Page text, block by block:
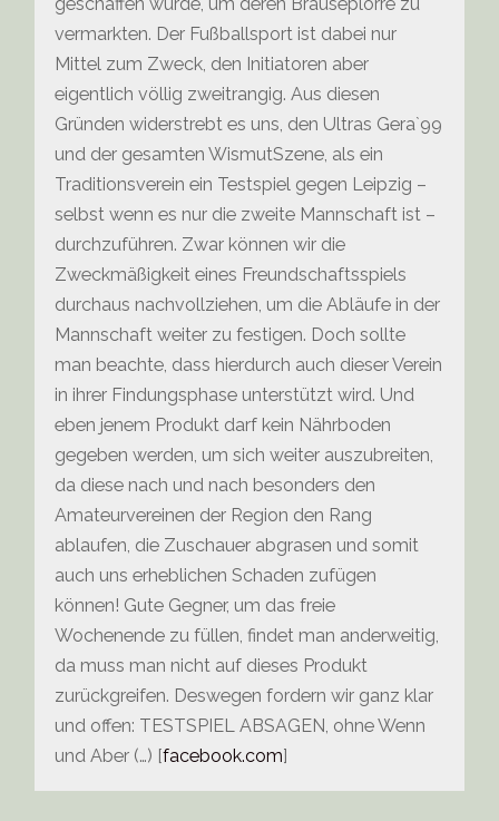
vermarkten. Der Fußballsport ist dabei nur
Mittel zum Zweck, den Initiatoren aber
eigentlich völlig zweitrangig. Aus diesen
Gründen widerstrebt es uns, den Ultras Gera`99
und der gesamten WismutSzene, als ein
Traditionsverein ein Testspiel gegen Leipzig –
selbst wenn es nur die zweite Mannschaft ist –
durchzuführen. Zwar können wir die
Zweckmäßigkeit eines Freundschaftsspiels
durchaus nachvollziehen, um die Abläufe in der
Mannschaft weiter zu festigen. Doch sollte
man beachte, dass hierdurch auch dieser Verein
in ihrer Findungsphase unterstützt wird. Und
eben jenem Produkt darf kein Nährboden
gegeben werden, um sich weiter auszubreiten,
da diese nach und nach besonders den
Amateurvereinen der Region den Rang
ablaufen, die Zuschauer abgrasen und somit
auch uns erheblichen Schaden zufügen
können! Gute Gegner, um das freie
Wochenende zu füllen, findet man anderweitig,
da muss man nicht auf dieses Produkt
zurückgreifen. Deswegen fordern wir ganz klar
und offen: TESTSPIEL ABSAGEN, ohne Wenn
und Aber (…) [facebook.com]